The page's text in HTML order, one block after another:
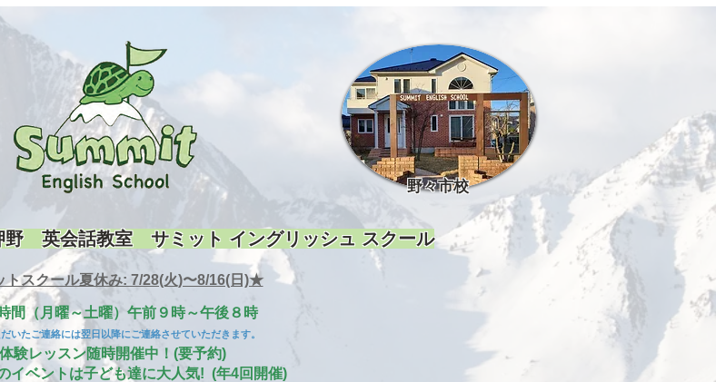
野々市校
英会話教室 サミット イングリッシュ スクール
スクール夏休み: 7/28(火)〜8/16(日)★
間（月曜～土曜）午前９時～午後８時
いたご連絡には翌日以降にご連絡させていただきます。
験レッスン随時開催中！(要予約)
イベントは子ども達に大人気! (年4回開催)